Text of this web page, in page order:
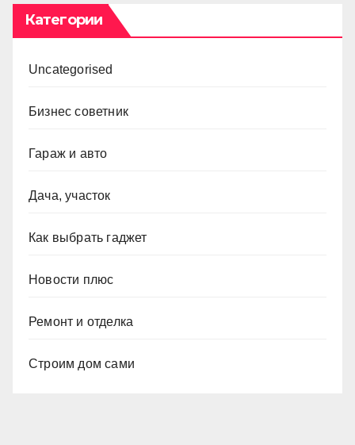
Категории
Uncategorised
Бизнес советник
Гараж и авто
Дача, участок
Как выбрать гаджет
Новости плюс
Ремонт и отделка
Строим дом сами